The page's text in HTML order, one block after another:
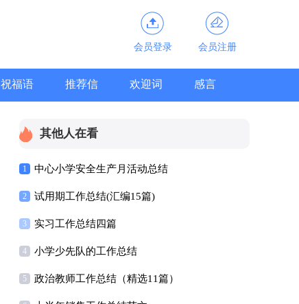
会员登录 会员注册
祝福语 推荐信 欢迎词 感言
其他人在看
1 中心小学安全生产月活动总结
2 试用期工作总结(汇编15篇)
3 实习工作总结四篇
4 小学少先队的工作总结
5 政治教师工作总结（精选11篇）